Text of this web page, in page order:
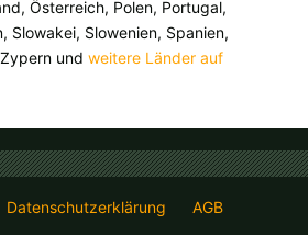
Österreich, Polen, Portugal,
Slowakei, Slowenien, Spanien,
und weitere Länder auf
Datenschutzerklärung AGB